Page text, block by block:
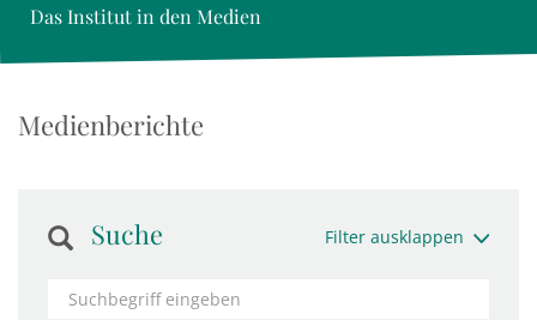
Das Institut in den Medien
Medienberichte
Suche Filter ausklappen